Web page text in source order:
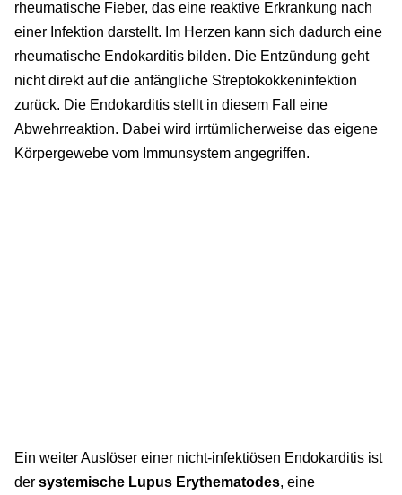
rheumatische Fieber, das eine reaktive Erkrankung nach
einer Infektion darstellt. Im Herzen kann sich dadurch eine
rheumatische Endokarditis bilden. Die Entzündung geht
nicht direkt auf die anfängliche Streptokokkeninfektion
zurück. Die Endokarditis stellt in diesem Fall eine
Abwehrreaktion. Dabei wird irrtümlicherweise das eigene
Körpergewebe vom Immunsystem angegriffen.
Ein weiter Auslöser einer nicht-infektiösen Endokarditis ist
der systemische Lupus Erythematodes, eine